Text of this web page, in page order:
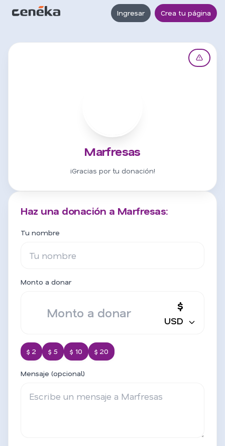
Ingresar Crea tu página
Marfresas
¡Gracias por tu donación!
Haz una donación a Marfresas:
Tu nombre
Monto a donar
$
USD
$ 2 $ 5 $ 10 $ 20
Mensaje (opcional)